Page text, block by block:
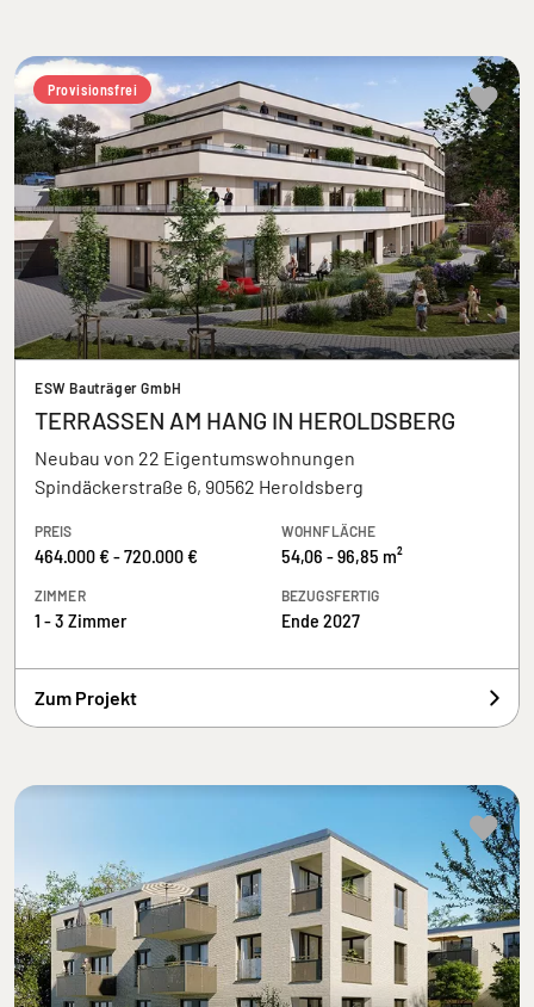
Provisionsfrei
ESW Bauträger GmbH
TERRASSEN AM HANG IN HEROLDSBERG
Neubau von 22 Eigentumswohnungen
Spindäckerstraße 6, 90562 Heroldsberg
PREIS
464.000 € - 720.000 €
WOHNFLÄCHE
54,06 - 96,85 m²
ZIMMER
1 - 3 Zimmer
BEZUGSFERTIG
Ende 2027
Zum Projekt